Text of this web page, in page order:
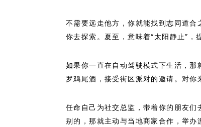
不需要远走他方，你就能找到志同道
你去探索。夏至，意味着“太阳静止”，
如果你一直在自动驾驶模式下生活，
罗鸡尾酒，接受街区派对的邀请。对你
任命自己为社交总监，带着你的朋友
别的，那就主动与当地商家合作，举办